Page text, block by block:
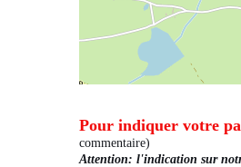
Pour indiquer votre
commentaire)
Attention: l'indication sur